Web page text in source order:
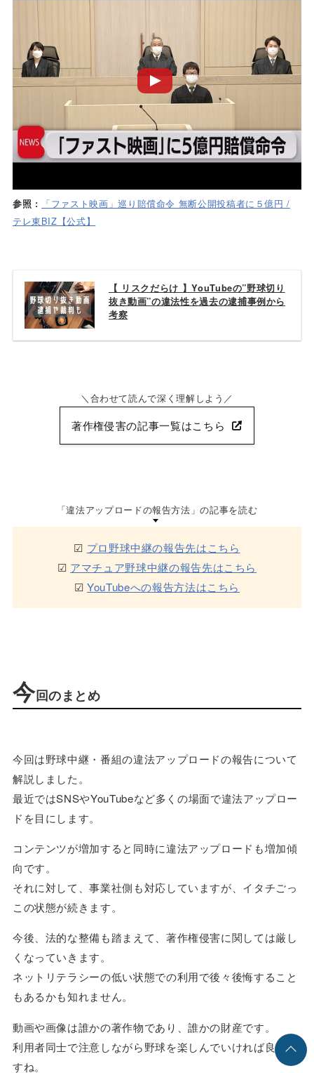
参照 :
「ファスト映画」巡り賠償命令 無断公開投稿者に５億円 /
テレ東BIZ【公式】
【 リスクだらけ 】YouTubeの”野球切り
抜き動画”の違法性を過去の逮捕事例から
考察
合わせて読んで深く理解しよう
著作権侵害の記事一覧はこちら
「違法アップロードの報告方法」の記事を読む
☑ プロ野球中継の報告先はこちら
☑ アマチュア野球中継の報告先はこちら
☑YouTubeへの報告方法はこちら
今回のまとめ
今回は野球中継・番組の違法アップロードの報告について
解説しました。
最近ではSNSやYouTubeなど多くの場面で違法アップロー
ドを目にします。
コンテンツが増加すると同時に違法アップロードも増加傾
向です。
それに対して、事業社側も対応していますが、イタチごっ
この状態が続きます。
今後、法的な整備も踏まえて、著作権侵害に関しては厳し
くなっていきます。
ネットリテラシーの低い状態での利用で後々後悔すること
もあるかも知れません。
動画や画像は誰かの著作物であり、誰かの財産です。
利用者同士で注意しながら野球を楽しんでいければ良いで
すね。